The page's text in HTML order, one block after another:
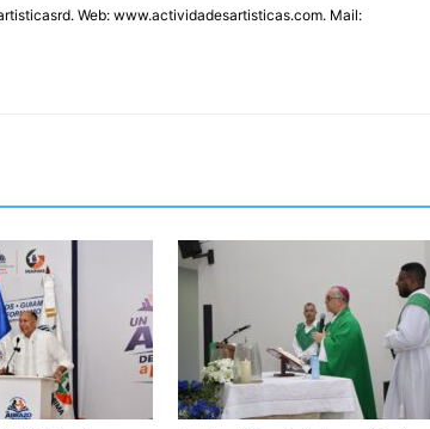
Web: www.actividadesartisticas.com. Mail: